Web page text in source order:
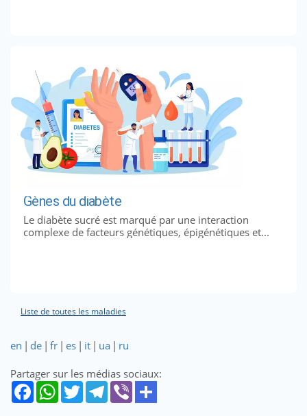
Gènes du diabète
Le diabète sucré est marqué par une interaction
complexe de facteurs génétiques, épigénétiques et...
Liste de toutes les maladies
en | de | fr | es | it | ua | ru
Partager sur les médias sociaux: